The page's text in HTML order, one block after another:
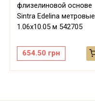
флизелиновой основе
Sintra Edelina метровые
1.06х10.05 м 542705
654.50 грн